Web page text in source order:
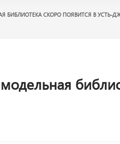
к участникам Всероссийского
БИБЛИОТЕКА СКОРО ПОЯВИТСЯ В УСТЬ-